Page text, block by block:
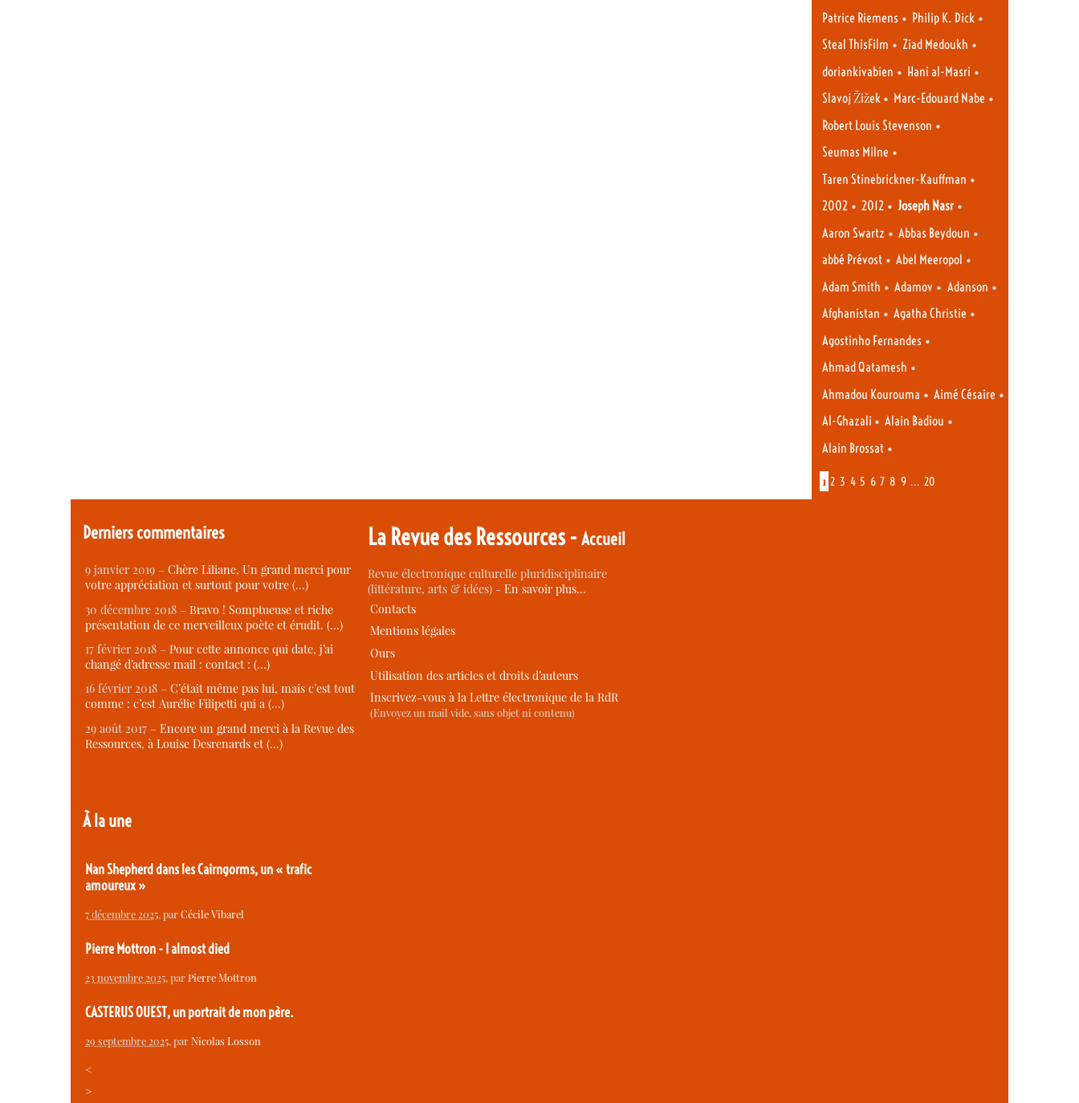
Patrice Riemens • Philip K. Dick •
Steal ThisFilm • Ziad Medoukh •
doriankivabien • Hani al-Masri •
Slavoj Žižek • Marc-Edouard Nabe •
Robert Louis Stevenson •
Seumas Milne •
Taren Stinebrickner-Kauffman •
2002 • 2012 • Joseph Nasr•
Aaron Swartz • Abbas Beydoun •
abbé Prévost • Abel Meeropol •
Adam Smith • Adamov • Adanson •
Afghanistan • Agatha Christie •
Agostinho Fernandes •
Ahmad Qatamesh •
Ahmadou Kourouma • Aimé Césaire •
Al-Ghazali • Alain Badiou •
Alain Brossat •
1 2 3 4 5 6 7 8 9 … 20
Derniers commentaires
9 janvier 2019 – Chère Liliane, Un grand merci pour
votre appréciation et surtout pour votre (…)
30 décembre 2018 – Bravo ! Somptueuse et riche
présentation de ce merveilleux poète et érudit. (…)
17 février 2018 – Pour cette annonce qui date, j’ai
changé d’adresse mail : contact : (…)
16 février 2018 – C’était même pas lui, mais c’est tout
comme : c’est Aurélie Filipetti qui a (…)
29 août 2017 – Encore un grand merci à la Revue des
Ressources, à Louise Desrenards et (…)
À la une
Nan Shepherd dans les Cairngorms, un « trafic
amoureux »
7 décembre 2025, parCécile Vibarel
Pierre Mottron - I almost died
23 novembre 2025, parPierre Mottron
CASTERUS OUEST, un portrait de mon père.
29 septembre 2025, parNicolas Losson
<
>
La Revue des Ressources -Accueil
Revue électronique culturelle pluridisciplinaire
(littérature, arts & idées) -En savoir plus…
Contacts
Mentions légales
Ours
Utilisation des articles et droits d’auteurs
Inscrivez-vous à la Lettre électronique de la RdR
(Envoyez un mail vide, sans objet ni contenu)